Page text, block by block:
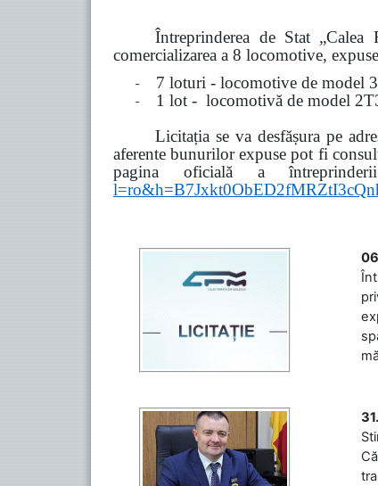
Întreprinderea de Stat
comercializarea a 8 locomotive,
- 7 loturi - locomotive de model 3
- 1 lot - locomotivă de model 2
Licitația se va desfășura pe
aferente bunurilor expuse pot fi
pagina oficială a